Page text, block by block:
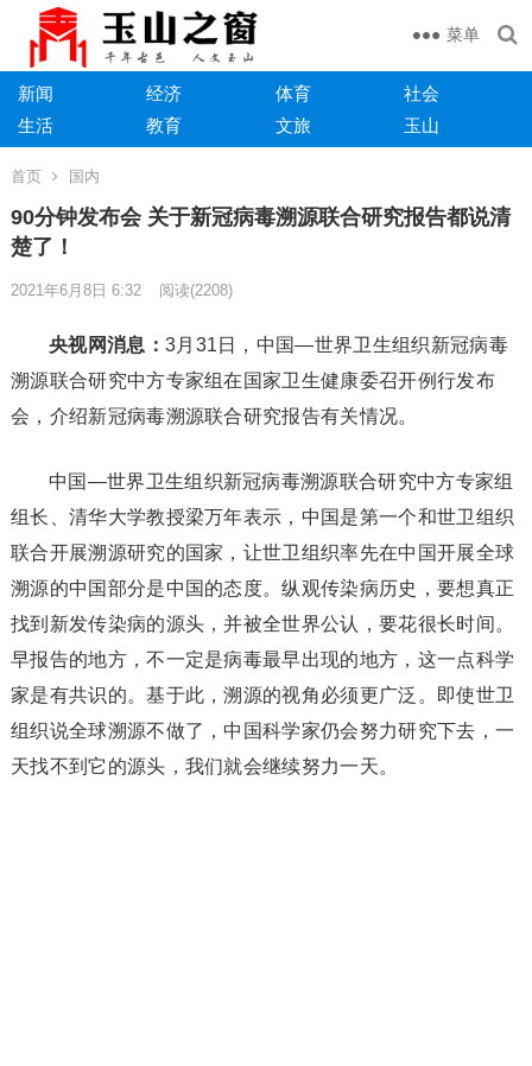
菜单
新闻 经济 体育
社会
生活
教育 文旅 玉山
首页 国内
90分钟发布会 关于新冠病毒溯源联合研究报告都说清
楚了！
2021年6月8日 6:32 阅读(2208)
央视网消息： 3月31日，中国—世界卫生组织新冠病毒
溯源联合研究中方专家组在国家卫生健康委召开例行发布
会，介绍新冠病毒溯源联合研究报告有关情况。
中国—世界卫生组织新冠病毒溯源联合研究中方专家组
组长、清华大学教授梁万年表示，中国是第一个和世卫组织
联合开展溯源研究的国家，让世卫组织率先在中国开展全球
溯源的中国部分是中国的态度。纵观传染病历史，要想真正
找到新发传染病的源头，并被全世界公认，要花很长时间。
早报告的地方，不一定是病毒最早出现的地方，这一点科学
家是有共识的。基于此，溯源的视角必须更广泛。即使世卫
组织说全球溯源不做了，中国科学家仍会努力研究下去，一
天找不到它的源头，我们就会继续努力一天。